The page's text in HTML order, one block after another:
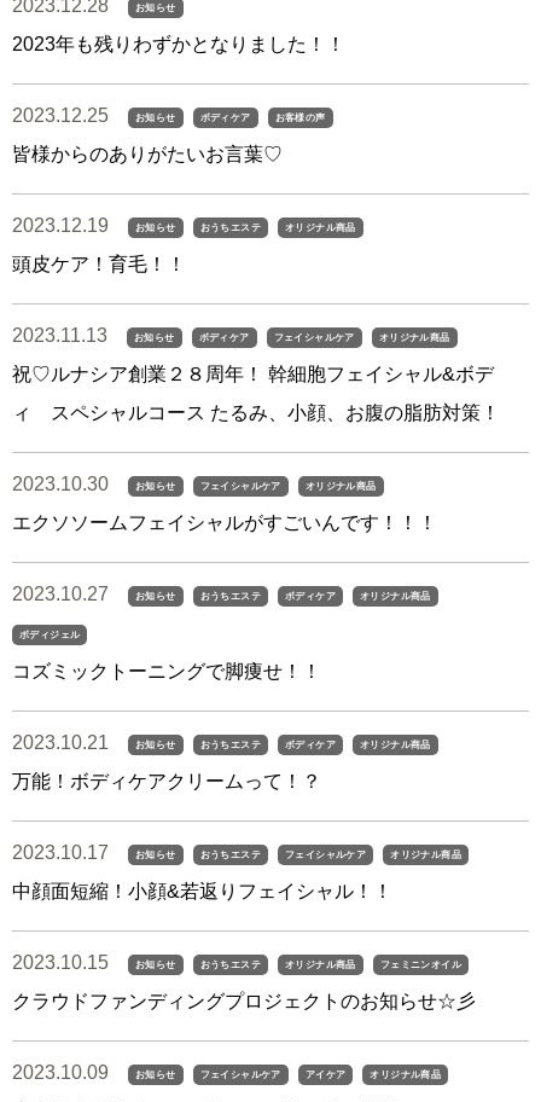
2023.12.28 お知らせ
2023年も残りわずかとなりました！！
2023.12.25 お知らせ ボディケア お客様の声
皆様からのありがたいお言葉♡
2023.12.19 お知らせ おうちエステ オリジナル商品
頭皮ケア！育毛！！
2023.11.13 お知らせ ボディケア フェイシャルケア オリジナル商品
祝♡ルナシア創業２８周年！ 幹細胞フェイシャル&ボデ
ィ スペシャルコース たるみ、小顔、お腹の脂肪対策！
2023.10.30 お知らせ フェイシャルケア オリジナル商品
エクソソームフェイシャルがすごいんです！！！
2023.10.27 お知らせ おうちエステ ボディケア オリジナル商品
ボディジェル
コズミックトーニングで脚痩せ！！
2023.10.21 お知らせ おうちエステ ボディケア オリジナル商品
万能！ボディケアクリームって！？
2023.10.17 お知らせ おうちエステ フェイシャルケア オリジナル商品
中顔面短縮！小顔&若返りフェイシャル！！
2023.10.15 お知らせ おうちエステ オリジナル商品 フェミニンオイル
クラウドファンディングプロジェクトのお知らせ☆彡
2023.10.09 お知らせ フェイシャルケア アイケア オリジナル商品